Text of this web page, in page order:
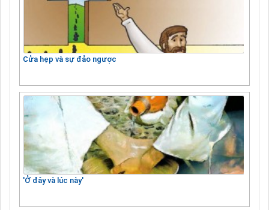
Cửa hẹp và sự đảo ngược
'Ở đây và lúc này'